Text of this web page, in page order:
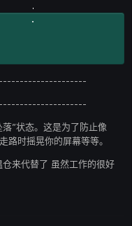
”状态。这是为了防止像
时摇晃你的屏幕等等。
来代替了 虽然工作的很好